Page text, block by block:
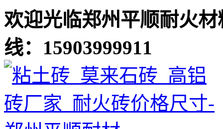
欢迎光临郑州平顺耐火
线：15903999911